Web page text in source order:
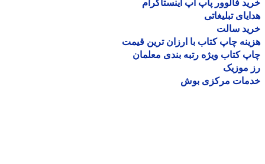
فالوور پاپ آپ اینستاگرام
تبلیغاتی
سالت
چاپ کتاب با ارزان ترین قیمت
کتاب ویژه رتبه بندی معلمان
موزیک
مرکزی بوش